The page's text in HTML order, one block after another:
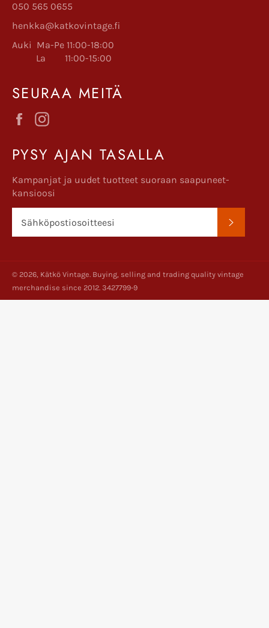
050 565 0655
henkka@katkovintage.fi
Auki Ma-Pe 11:00-18:00
La 11:00-15:00
SEURAA MEITÄ
Facebook
PYSY AJAN TASALLA
Kampanjat ja uudet tuotteet suoraan saapuneet-
kansioosi
© 2026, Kätkö Vintage. Buying, selling and trading quality vintage
merchandise since 2012. 3427799-9